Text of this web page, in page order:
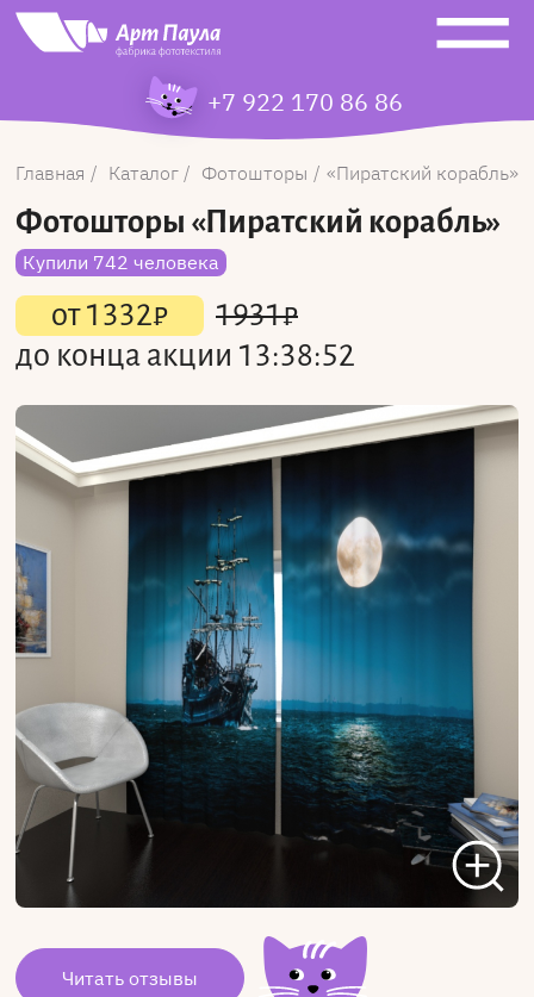
+7 922 170 86 86
Главная Каталог Фотошторы Пиратский корабль
Фотошторы «Пиратский корабль»
Купили 742 человека
от1332₽ 1931₽
до конца акции 13:38:52
Читать отзывы